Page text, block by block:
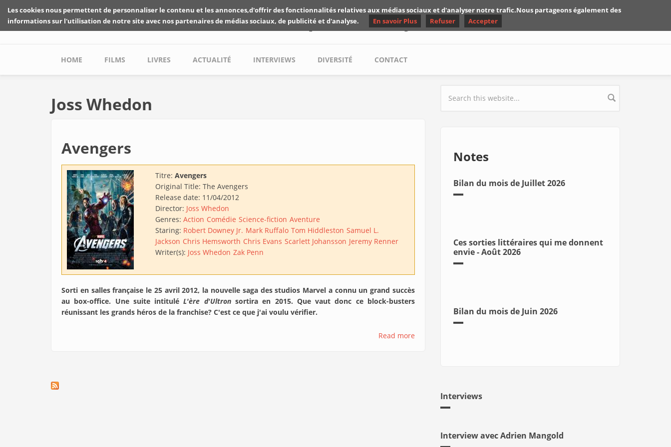
Skip to main content
Les critiques de Yuyine
Main menu
HOME FILMS LIVRES ACTUALITÉ INTERVIEWS DIVERSITÉ CONTACT
Joss Whedon
Avengers
Titre: Avengers
Original Title: The Avengers
Release date: 11/04/2012
Director: Joss Whedon
Genres: Action Comédie Science-fiction Aventure
Staring: Robert Downey Jr. Mark Ruffalo Tom Hiddleston Samuel L.
Jackson Chris Hemsworth Chris Evans Scarlett Johansson Jeremy Renner
Writer(s): Joss Whedon Zak Penn
Sorti en salles française le 25 avril 2012, la nouvelle saga des studios Marvel a connu un grand succès
au box-office. Une suite intituléL'ère d'Ultronsortira en 2015. Que vaut donc ce block-busters
réunissant les grands héros de la franchise? C'est ce que j'ai voulu vérifier.
Read more
Search form
Notes
Bilan du mois de Juillet 2026
Ces sorties littéraires qui me donnent
envie - Août 2026
Bilan du mois de Juin 2026
Interviews
Interview avec Adrien Mangold
Les cookies nous permettent de personnaliser le contenu et les annonces,d'offrir des fonctionnalités relatives aux médias sociaux et d'analyser notre trafic.Nous partageons également des
informations sur l'utilisation de notre site avec nos partenaires de médias sociaux, de publicité et d'analyse.
En savoir Plus Refuser Accepter